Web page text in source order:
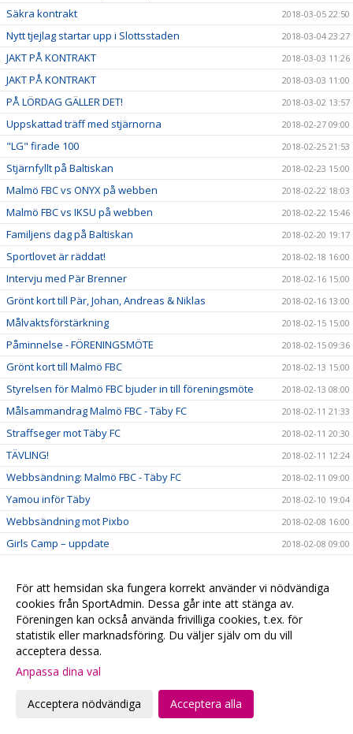
Säkra kontrakt 2018-03-05 22:50
Nytt tjejlag startar upp i Slottsstaden 2018-03-04 23:27
JAKT PÅ KONTRAKT 2018-03-03 11:26
JAKT PÅ KONTRAKT 2018-03-03 11:00
PÅ LÖRDAG GÄLLER DET! 2018-03-02 13:57
Uppskattad träff med stjärnorna 2018-02-27 09:00
"LG" firade 100 2018-02-25 21:53
Stjärnfyllt på Baltiskan 2018-02-23 15:00
Malmö FBC vs ONYX på webben 2018-02-22 18:03
Malmö FBC vs IKSU på webben 2018-02-22 15:46
Familjens dag på Baltiskan 2018-02-20 19:17
Sportlovet är räddat! 2018-02-18 16:00
Intervju med Pär Brenner 2018-02-16 15:00
Grönt kort till Pär, Johan, Andreas & Niklas 2018-02-16 13:00
Målvaktsförstärkning 2018-02-15 15:00
Påminnelse - FÖRENINGSMÖTE 2018-02-15 09:36
Grönt kort till Malmö FBC 2018-02-13 15:00
Styrelsen för Malmö FBC bjuder in till föreningsmöte 2018-02-13 08:00
Målsammandrag Malmö FBC - Täby FC 2018-02-11 21:33
Straffseger mot Täby FC 2018-02-11 20:30
TÄVLING! 2018-02-11 12:24
Webbsändning: Malmö FBC - Täby FC 2018-02-11 09:00
Yamou inför Täby 2018-02-10 19:04
Webbsändning mot Pixbo 2018-02-08 16:00
Girls Camp – uppdate 2018-02-08 09:00
Malmö & Höllviken i gemensam SSL-fest 2018-02-05 10:21
Intervju med Pawat 2018-02-02 16:00
Utmärkelse till Ellen 2018-02-01 13:00
Malmö FBC rustar och värvar back från SSL-konkurrent
Keller skrev ”livstidskontrakt” med sin moderklubb
Tung seger i tuff batalj
Se Herr A vs Kalmarsund på webben
För att hemsidan ska fungera korrekt använder vi nödvändiga
cookies från SportAdmin. Dessa går inte att stänga av.
Föreningen kan också använda frivilliga cookies, t.ex. för
statistik eller marknadsföring. Du väljer själv om du vill
acceptera dessa.
Anpassa dina val
Acceptera nödvändiga Acceptera alla